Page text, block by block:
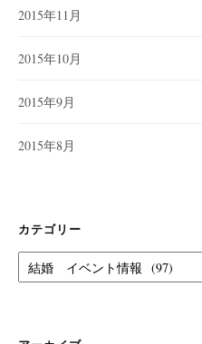
2015年11月
2015年10月
2015年9月
2015年8月
カテゴリー
カ
テ
ー